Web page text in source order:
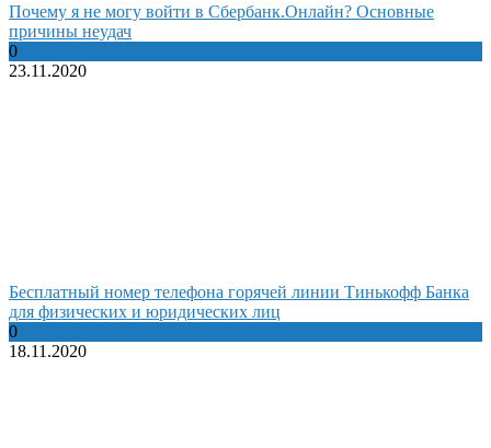
Почему я не могу войти в Сбербанк.Онлайн? Основные
причины неудач
0
23.11.2020
Бесплатный номер телефона горячей линии Тинькофф Банка
для физических и юридических лиц
0
18.11.2020